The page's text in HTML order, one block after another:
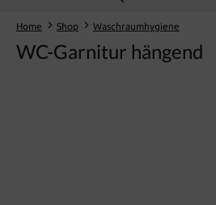
Home Shop Waschraumhygiene
WC-Garnitur hängend